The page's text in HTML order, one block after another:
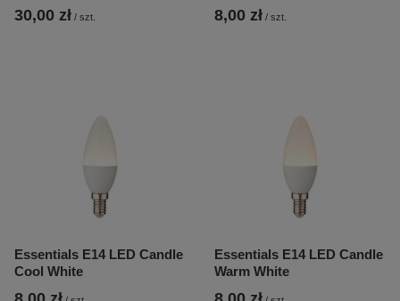
30,00 zł / szt. 8,00 zł / szt.
Essentials E14 LED Candle
Cool White
Essentials E14 LED Candle
Warm White